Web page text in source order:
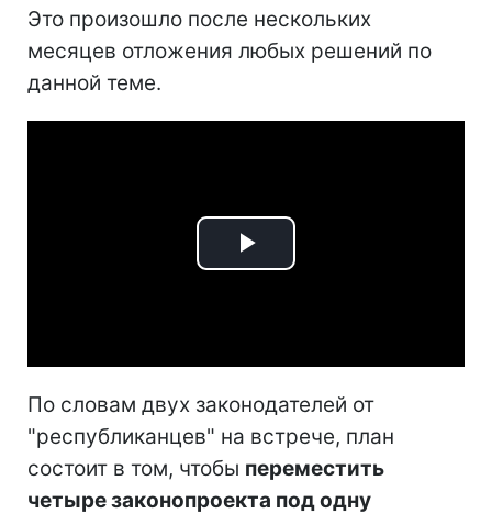
Это произошло после нескольких
месяцев отложения любых решений по
данной теме.
Play
По словам двух законодателей от
"республиканцев" на встрече, план
состоит в том, чтобы переместить
четыре законопроекта под одну